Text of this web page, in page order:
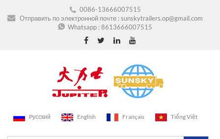
0086-13666007515
Отправить по электронной почте :sunskytrailers.op@gmail.com
Whatsapp :8613666007515
Pусский English Français Tiếng Việt